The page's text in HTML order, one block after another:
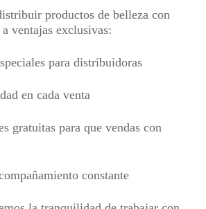
productos de belleza con
ventajas exclusivas:
para distribuidoras
en cada venta
gratuitas para que vendas con
constante